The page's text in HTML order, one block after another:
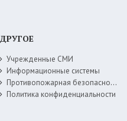
ДРУГОЕ
Учрежденные СМИ
Информационные системы
Противопожарная безопасность
Политика конфиденциальности